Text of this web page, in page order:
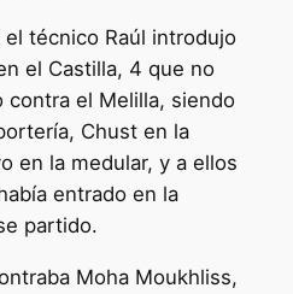
técnico Raúl introdujo
el Castilla, 4 que no
el Melilla, siendo
Chust en la
en la medular, y a ellos
entrado en la
partido.
Moha Moukhliss,